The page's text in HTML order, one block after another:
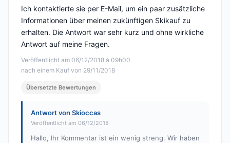
Veröffentlicht am 06/12/2018 à 09h00
nach einem Kauf von 29/11/2018
Ich kontaktierte sie per E-Mail, um ein paar zusätzliche
Informationen über meinen zukünftigen Skikauf zu
erhalten. Die Antwort war sehr kurz und ohne wirkliche
Antwort auf meine Fragen.
Übersetzte Bewertungen
Antwort von Skioccas
Veröffentlicht am 06/12/2018
Hallo, Ihr Kommentar ist ein wenig streng. Wir haben